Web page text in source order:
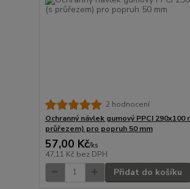
2 hodnocení
Ochranný návlek gumový PPCI 290x100
průřezem) pro popruh 50 mm
57,00 Kč/ks
47,11 Kč bez DPH
Přidat do košíku